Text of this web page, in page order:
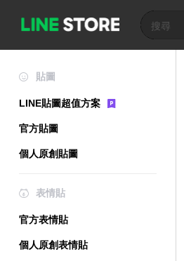
貼圖
LINE貼圖超值方案
官方貼圖
個人原創貼圖
表情貼
官方表情貼
個人原創表情貼